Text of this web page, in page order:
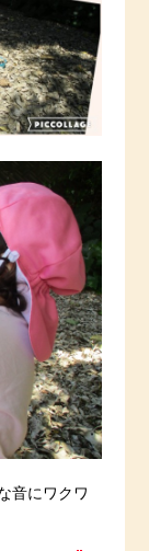
音にワクワ